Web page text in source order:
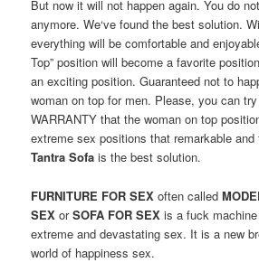
But now it will not happen again. You do not
anymore.We‘vefound the best solution.
everything will be comfortable and
Top” position will become a favorite
an exciting position.Guaranteed not to
woman on top for men. Please, you can
WARRANTY that the woman on top
extreme sex positions that remarkable and
Tantra Sofais the best solution.
FURNITURE FOR SEX often called
SEX orSOFA FOR SEX is a fuck
extreme and devastating sex. It is a new
world of happiness sex.